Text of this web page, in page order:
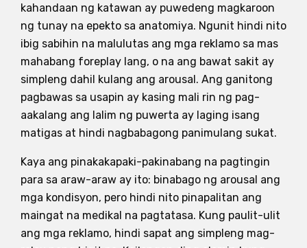
kahandaan ng katawan ay puwedeng magkaroon
ng tunay na epekto sa anatomiya. Ngunit hindi nito
ibig sabihin na malulutas ang mga reklamo sa mas
mahabang foreplay lang, o na ang bawat sakit ay
simpleng dahil kulang ang arousal. Ang ganitong
pagbawas sa usapin ay kasing mali rin ng pag-
aakalang ang lalim ng puwerta ay laging isang
matigas at hindi nagbabagong panimulang sukat.
Kaya ang pinakakapaki-pakinabang na pagtingin
para sa araw-araw ay ito: binabago ng arousal ang
mga kondisyon, pero hindi nito pinapalitan ang
maingat na medikal na pagtatasa. Kung paulit-ulit
ang mga reklamo, hindi sapat ang simpleng mag-